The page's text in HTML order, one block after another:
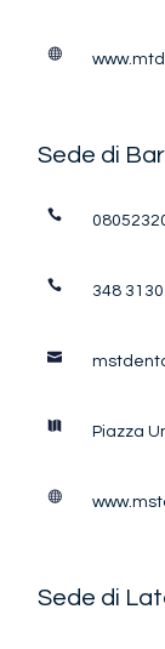
Sede di
348
Piazza
Sede di